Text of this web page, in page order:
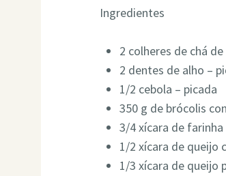
Ingredientes
2 colheres de chá
2 dentes de alho –
1/2 cebola – picada
350 g de brócolis
3/4 xícara de farinha
1/2 xícara de queijo
1/3 xícara de queijo